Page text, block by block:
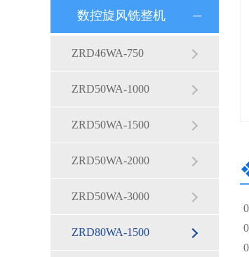
数控旋风铣整机
ZRD46WA-750
ZRD50WA-1000
ZRD50WA-1500
ZRD50WA-2000
ZRD50WA-3000
ZRD80WA-1500